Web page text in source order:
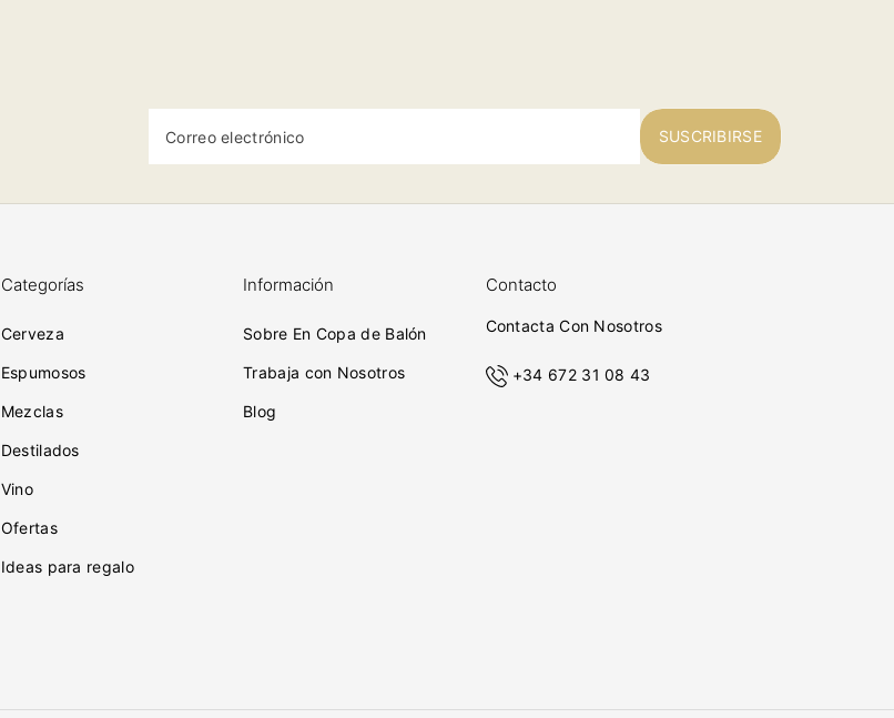
Correo electrónico SUSCRIBIRSE
Categorías
Cerveza
Espumosos
Mezclas
Destilados
Vino
Ofertas
Ideas para regalo
Información
Sobre En Copa de Balón
Trabaja con Nosotros
Blog
Contacto
Contacta Con Nosotros
+34 672 31 08 43